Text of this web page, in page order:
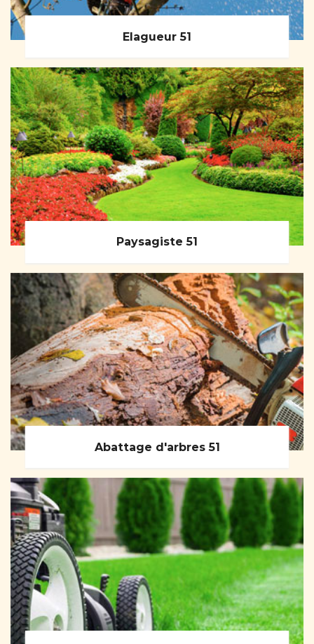
Elagueur 51
Paysagiste 51
Abattage d'arbres 51